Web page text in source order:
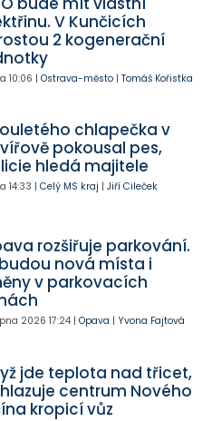
V Kunčicích
2 kogenerační
10:06 | Ostrava-město| Tomáš Kořistka
chlapečka v
pokousal pes,
hledá majitele
14:33 | Celý MS kraj | Jiří Cileček
rozšiřuje parkování.
nová místa i
v parkovacích
2026 17:24| Opava | Yvona Fajtová
jde teplota nad třicet,
centrum Nového
kropicí vůz